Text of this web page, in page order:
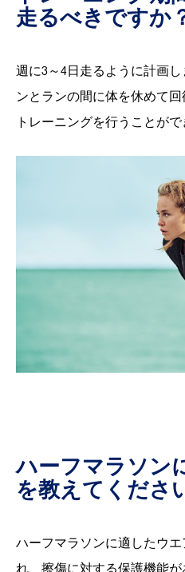
走るべきですか
週に3～4日走るように計画
ンとランの間に体を休めて
トレーニングを行うことがで
ハーフマラソン
を教えてくださ
ハーフマラソンに適したウ